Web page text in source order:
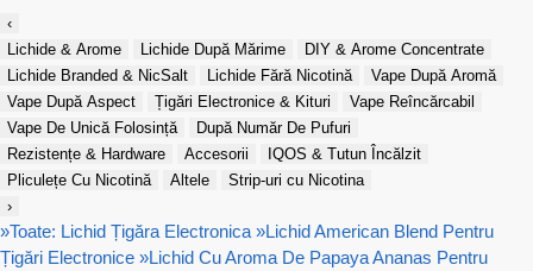
‹
Lichide & Arome
Lichide După Mărime
DIY & Arome Concentrate
Lichide Branded & NicSalt
Lichide Fără Nicotină
Vape După Aromă
Vape După Aspect
Țigări Electronice & Kituri
Vape Reîncărcabil
Vape De Unică Folosință
După Număr De Pufuri
Rezistențe & Hardware
Accesorii
IQOS & Tutun Încălzit
Pliculețe Cu Nicotină
Altele
Strip-uri cu Nicotina
›
»Toate: Lichid Țigăra Electronica »Lichid American Blend Pentru
Țigări Electronice »Lichid Cu Aroma De Papaya Ananas Pentru